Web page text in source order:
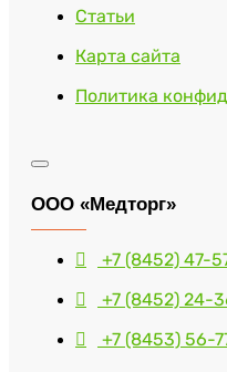
Статьи
Карта сайта
Политика
ООО «Медторг»
+7 (8452) 47-
+7 (8452) 24-
+7 (8453) 56-